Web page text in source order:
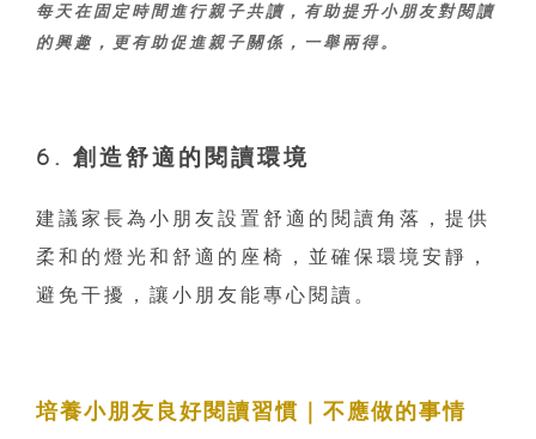
每天在固定時間進行親子共讀，有助提升小朋友對閱讀
的興趣，更有助促進親子關係，一舉兩得。
6. 創造舒適的閱讀環境
建議家長為小朋友設置舒適的閱讀角落，提供
柔和的燈光和舒適的座椅，並確保環境安靜，
避免干擾，讓小朋友能專心閱讀。
培養小朋友良好閱讀習慣｜不應做的事情